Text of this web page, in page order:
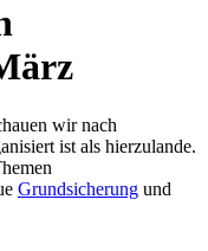
wir nach
ist als hierzulande.
Grundsicherung und